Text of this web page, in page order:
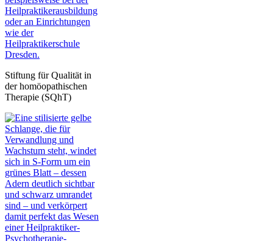
Stiftung für Qualität in
der homöopathischen
Therapie (SQhT)